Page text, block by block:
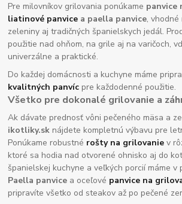
Pre milovníkov grilovania ponúkame panvice
liatinové panvice a paella panvice, vhodné
zeleniny aj tradičných španielskych jedál.
použitie nad ohňom, na grile aj na varičoch,
univerzálne a praktické.
Do každej domácnosti a kuchyne máme
kvalitných panvíc pre každodenné použitie.
Všetko pre dokonalé grilovanie a
Ak dávate prednosť vôni pečeného mäsa a
ikotliky.sk nájdete kompletnú výbavu pre
Ponúkame robustné rošty na grilovanie v
ktoré sa hodia nad otvorené ohnisko aj do
španielskej kuchyne a veľkých porcií máme v
Paella panvice a oceľové panvice na
pripravíte všetko od steakov až po pečené